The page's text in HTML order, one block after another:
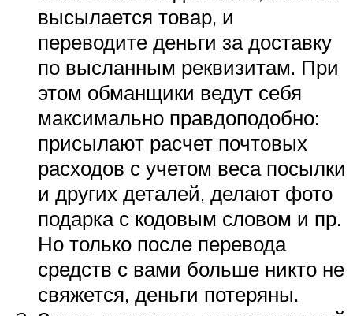
высылается товар, и
переводите деньги за доставку
по высланным реквизитам. При
этом обманщики ведут себя
максимально правдоподобно:
присылают расчет почтовых
расходов с учетом веса посылки
и других деталей, делают фото
подарка с кодовым словом и пр.
Но только после перевода
средств с вами больше никто не
свяжется, деньги потеряны.